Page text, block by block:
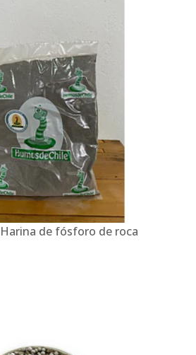
de fósforo de roca